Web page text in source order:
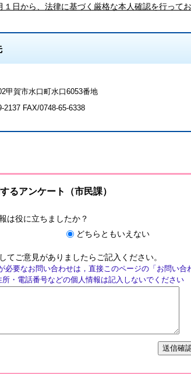
１日から、法律に基づく厳格な本人確認を行ってお
甲賀市水口町水口6053番地
2137 FAX/0748-65-6338
るアンケート（市民課）
は役に立ちましたか？
どちらともいえない
てご意見がありましたらご記入ください。
必要なお問い合わせは，直接このページの「お問い
所・電話番号などの個人情報は記入しないでください